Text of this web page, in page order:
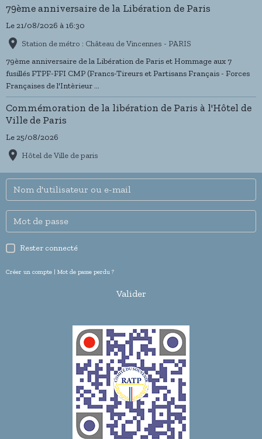
79ème anniversaire de la Libération de Paris
Le 21/08/2026 à 16:30
Station de métro : Château de Vincennes - PARIS
79ème anniversaire de la Libération de Paris et Hommage aux 7
fusillés FTPF-FFI CMP (Francs-Tireurs et Partisans Français - Forces
Françaises de l'Intèrieur ...
Commémoration de la libération de Paris à l'Hôtel de
Ville de Paris
Le 25/08/2026
Hôtel de Ville de paris
Rester connecté
Créer un compte | Mot de passe perdu ?
Valider